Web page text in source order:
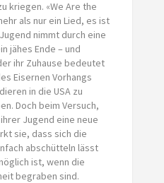
kriegen. «We Are the
als nur ein Lied, es ist
nimmt durch eine
jähes Ende – und
ihr Zuhause bedeutet
Eisernen Vorhangs
in die USA zu
Doch beim Versuch,
Jugend eine neue
sie, dass sich die
abschütteln lässt
ist, wenn die
begraben sind.